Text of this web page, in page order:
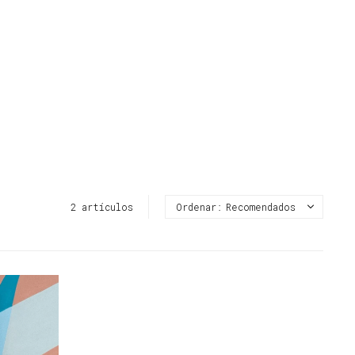
2 artículos Recomendados